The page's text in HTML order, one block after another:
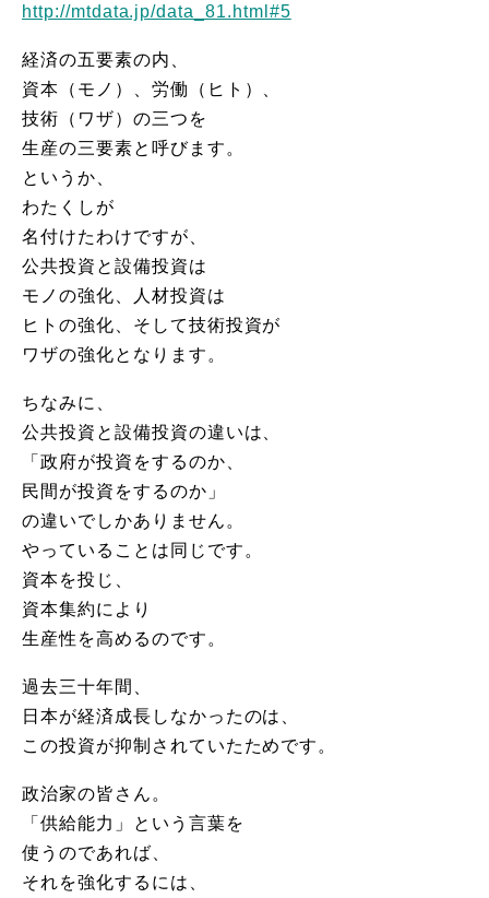
http://mtdata.jp/data_81.html#5
経済の五要素の内、
資本（モノ）、労働（ヒト）、
技術（ワザ）の三つを
生産の三要素と呼びます。
というか、
わたくしが
名付けたわけですが、
公共投資と設備投資は
モノの強化、人材投資は
ヒトの強化、そして技術投資が
ワザの強化となります。
ちなみに、
公共投資と設備投資の違いは、
「政府が投資をするのか、
民間が投資をするのか」
の違いでしかありません。
やっていることは同じです。
資本を投じ、
資本集約により
生産性を高めるのです。
過去三十年間、
日本が経済成長しなかったのは、
この投資が抑制されていたためです。
政治家の皆さん。
「供給能力」という言葉を
使うのであれば、
それを強化するには、